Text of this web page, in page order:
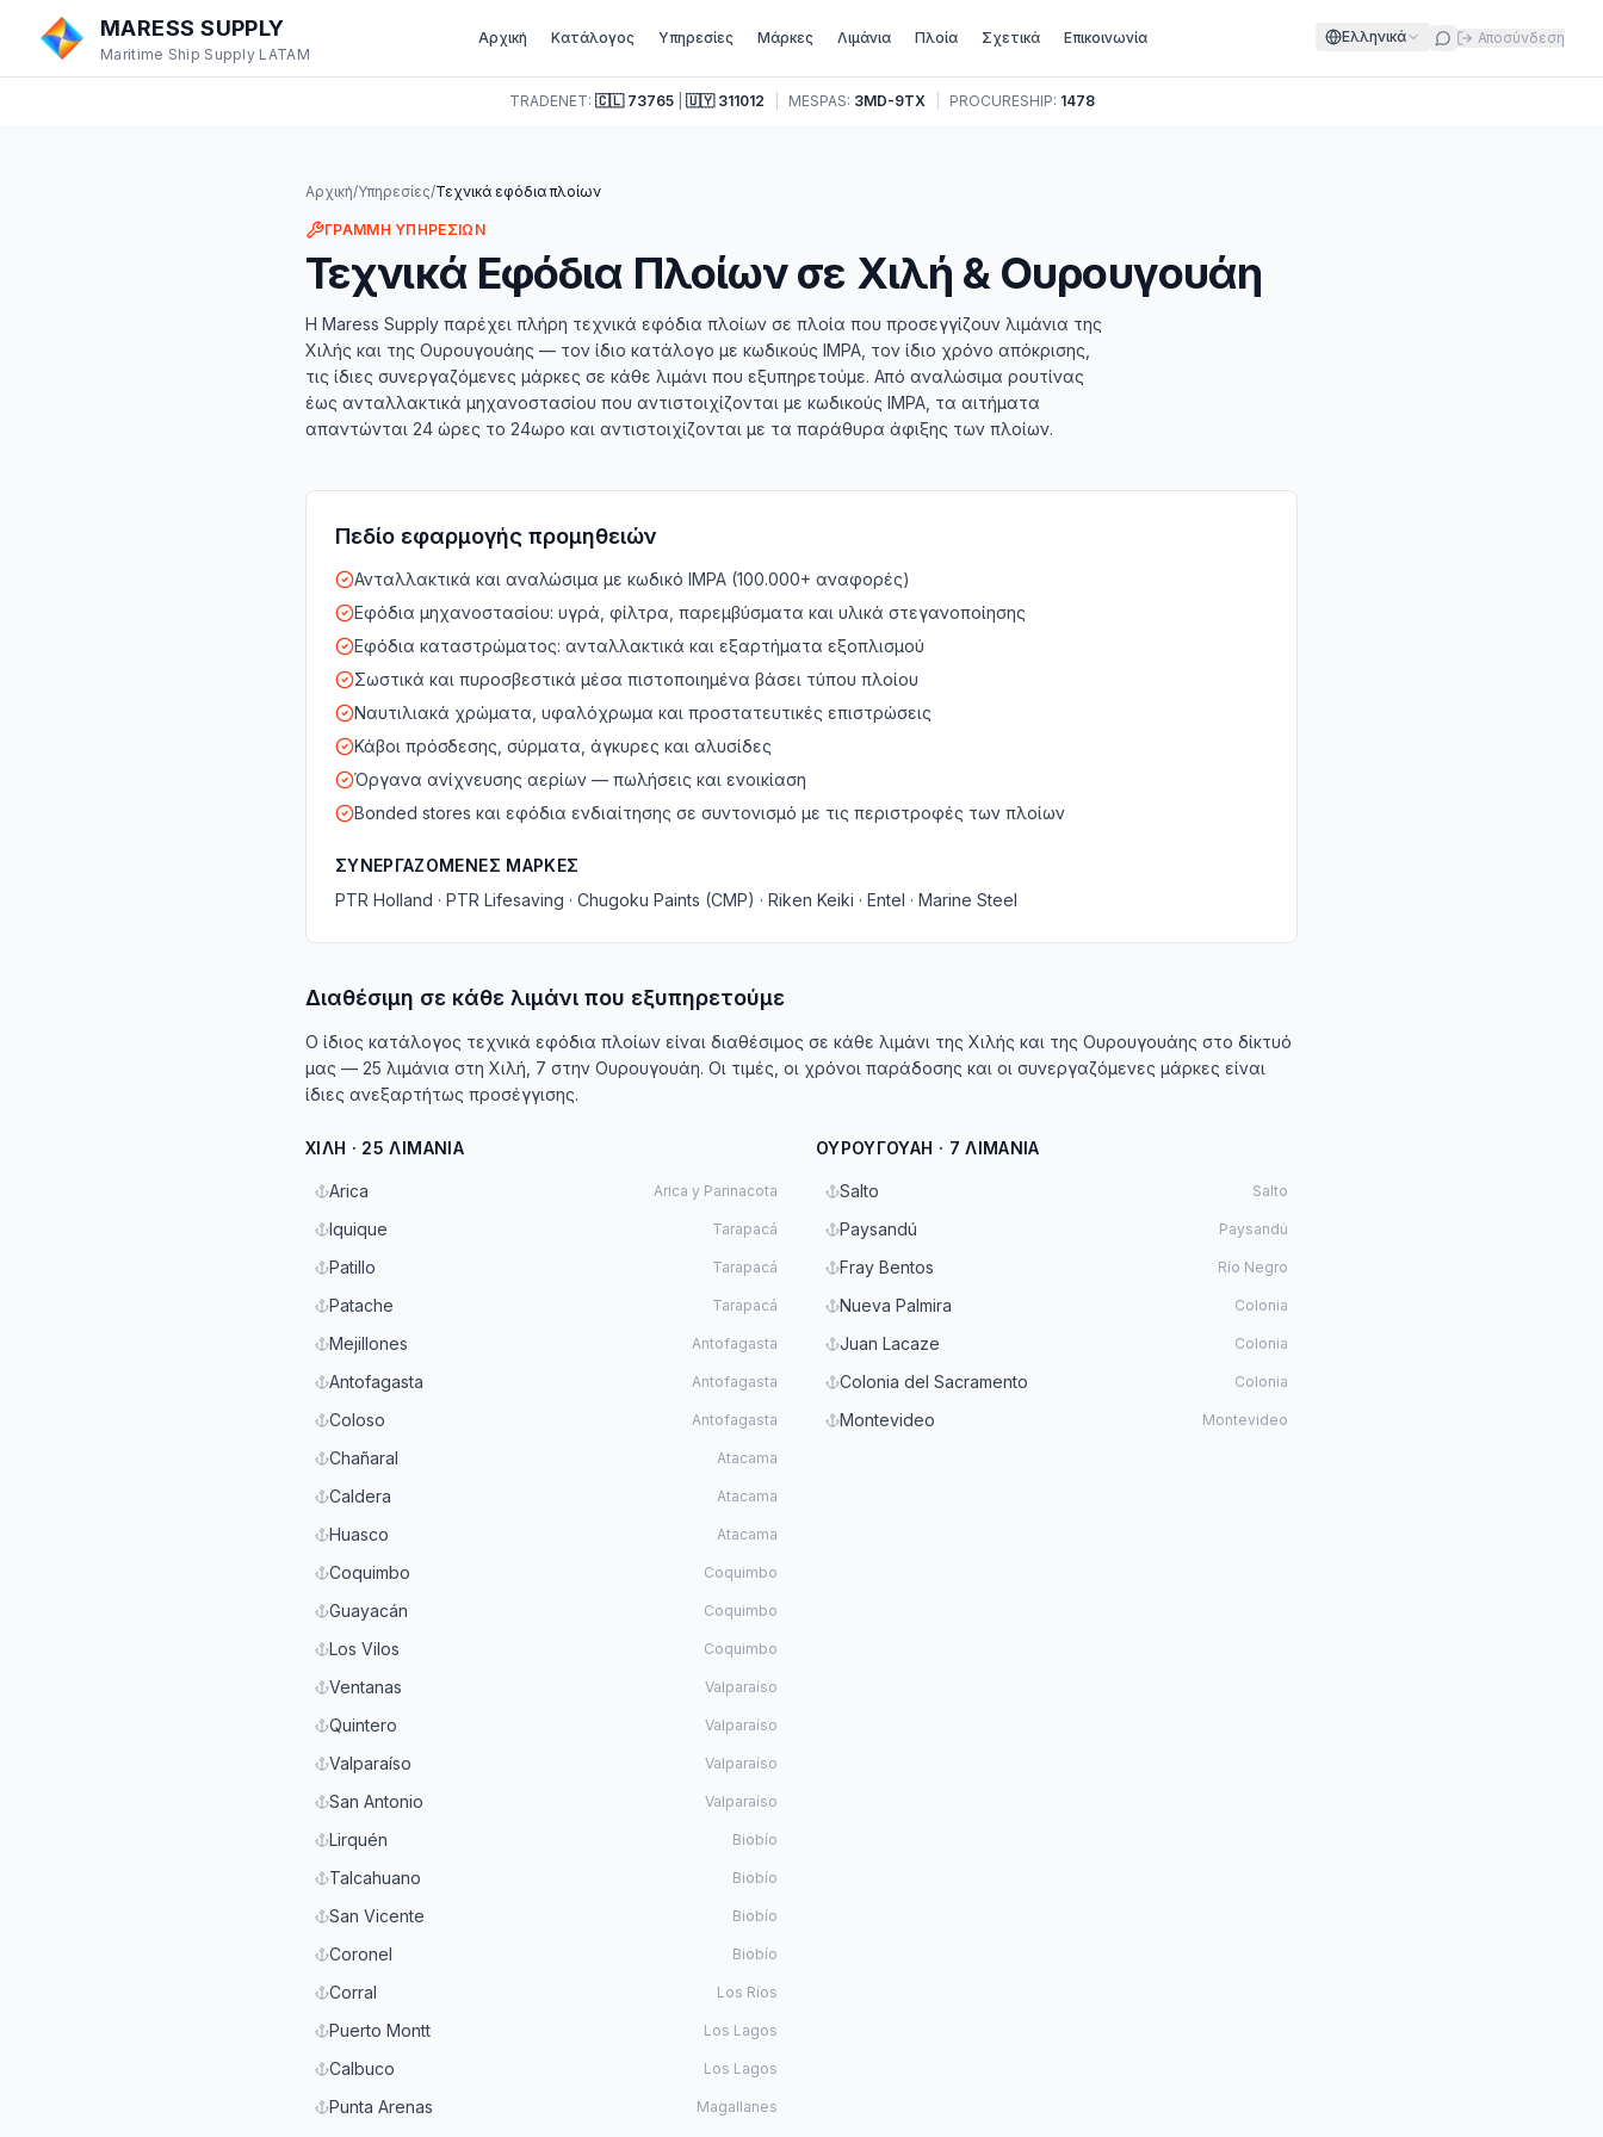
MARESS SUPPLY
Maritime Ship Supply LATAM
Αρχική Κατάλογος Υπηρεσίες Μάρκες Λιμάνια Πλοία Σχετικά Επικοινωνία Ελληνικά Αποσύνδεση
TRADENET: 🇨🇱73765| 🇺🇾311012 MESPAS: 3MD-9TX PROCURESHIP: 1478
Αρχική/Υπηρεσίες/Τεχνικά εφόδια πλοίων
ΓΡΑΜΜΉ ΥΠΗΡΕΣΙΏΝ
Τεχνικά Εφόδια Πλοίων σε Χιλή & Ουρουγουάη
Η Maress Supply παρέχει πλήρη τεχνικά εφόδια πλοίων σε πλοία που προσεγγίζουν λιμάνια της
Χιλής και της Ουρουγουάης — τον ίδιο κατάλογο με κωδικούς IMPA, τον ίδιο χρόνο απόκρισης,
τις ίδιες συνεργαζόμενες μάρκες σε κάθε λιμάνι που εξυπηρετούμε. Από αναλώσιμα ρουτίνας
έως ανταλλακτικά μηχανοστασίου που αντιστοιχίζονται με κωδικούς IMPA, τα αιτήματα
απαντώνται 24 ώρες το 24ωρο και αντιστοιχίζονται με τα παράθυρα άφιξης των πλοίων.
Πεδίο εφαρμογής προμηθειών
Ανταλλακτικά και αναλώσιμα με κωδικό IMPA (100.000+ αναφορές)
Εφόδια μηχανοστασίου: υγρά, φίλτρα, παρεμβύσματα και υλικά στεγανοποίησης
Εφόδια καταστρώματος: ανταλλακτικά και εξαρτήματα εξοπλισμού
Σωστικά και πυροσβεστικά μέσα πιστοποιημένα βάσει τύπου πλοίου
Ναυτιλιακά χρώματα, υφαλόχρωμα και προστατευτικές επιστρώσεις
Κάβοι πρόσδεσης, σύρματα, άγκυρες και αλυσίδες
Όργανα ανίχνευσης αερίων — πωλήσεις και ενοικίαση
Bonded stores και εφόδια ενδιαίτησης σε συντονισμό με τις περιστροφές των πλοίων
ΣΥΝΕΡΓΑΖΌΜΕΝΕΣ ΜΆΡΚΕΣ
PTR Holland · PTR Lifesaving · Chugoku Paints (CMP) · Riken Keiki · Entel · Marine Steel
Διαθέσιμη σε κάθε λιμάνι που εξυπηρετούμε
Ο ίδιος κατάλογος τεχνικά εφόδια πλοίων είναι διαθέσιμος σε κάθε λιμάνι της Χιλής και της Ουρουγουάης στο δίκτυό
μας — 25 λιμάνια στη Χιλή, 7 στην Ουρουγουάη. Οι τιμές, οι χρόνοι παράδοσης και οι συνεργαζόμενες μάρκες είναι
ίδιες ανεξαρτήτως προσέγγισης.
ΧΙΛΉ · 25 ΛΙΜΆΝΙΑ
Arica Arica y Parinacota
Iquique Tarapacá
Patillo Tarapacá
Patache Tarapacá
Mejillones Antofagasta
Antofagasta Antofagasta
Coloso Antofagasta
Chañaral Atacama
Caldera Atacama
Huasco Atacama
Coquimbo Coquimbo
Guayacán Coquimbo
Los Vilos Coquimbo
Ventanas Valparaíso
Quintero Valparaíso
Valparaíso Valparaíso
San Antonio Valparaíso
Lirquén Biobío
Talcahuano Biobío
San Vicente Biobío
Coronel Biobío
Corral Los Ríos
Puerto Montt Los Lagos
Calbuco Los Lagos
Punta Arenas Magallanes
ΟΥΡΟΥΓΟΥΆΗ · 7 ΛΙΜΆΝΙΑ
Salto Salto
Paysandú Paysandú
Fray Bentos Río Negro
Nueva Palmira Colonia
Juan Lacaze Colonia
Colonia del Sacramento Colonia
Montevideo Montevideo